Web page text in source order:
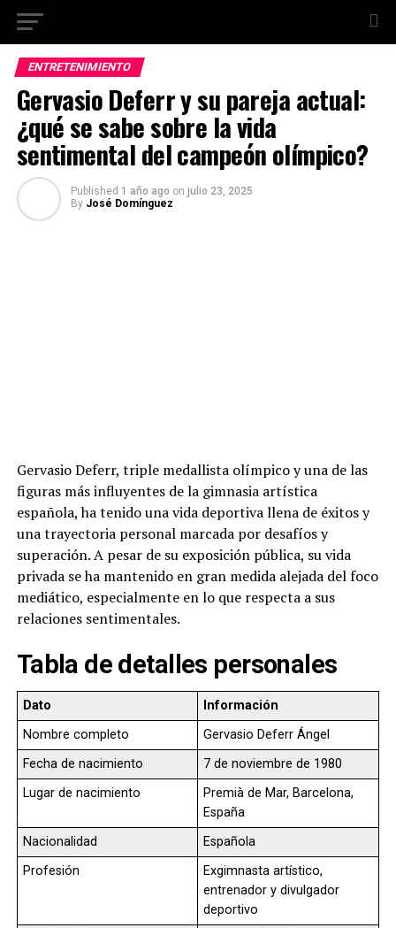
ENTRETENIMIENTO
Gervasio Deferr y su pareja actual:
¿qué se sabe sobre la vida
sentimental del campeón olímpico?
Published 1 año ago on julio 23, 2025
By José Domínguez
Gervasio Deferr, triple medallista olímpico y una de las
figuras más influyentes de la gimnasia artística
española, ha tenido una vida deportiva llena de éxitos y
una trayectoria personal marcada por desafíos y
superación. A pesar de su exposición pública, su vida
privada se ha mantenido en gran medida alejada del foco
mediático, especialmente en lo que respecta a sus
relaciones sentimentales.
Tabla de detalles personales
Dato
Información
Nombre completo
Gervasio Deferr Ángel
Fecha de nacimiento
7 de noviembre de 1980
Lugar de nacimiento
Premià de Mar, Barcelona,
España
Nacionalidad
Española
Profesión
Exgimnasta artístico,
entrenador y divulgador
deportivo